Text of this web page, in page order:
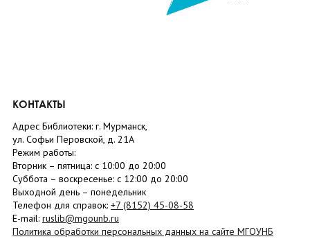
КОНТАКТЫ
Адрес Библиотеки: г. Мурманск,
ул. Софьи Перовской, д. 21А
Режим работы:
Вторник – пятница: с 10:00 до 20:00
Суббота – воскресенье: c 12:00 до 20:00
Выходной день – понедельник
Телефон для справок: +7 (8152) 45-08-58
E-mail: ruslib@mgounb.ru
Политика обработки персональных данных на сайте МГОУНБ